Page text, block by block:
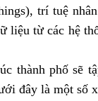
trí tuệ
liệu từ các hệ
thành phố sẽ
đây là một số